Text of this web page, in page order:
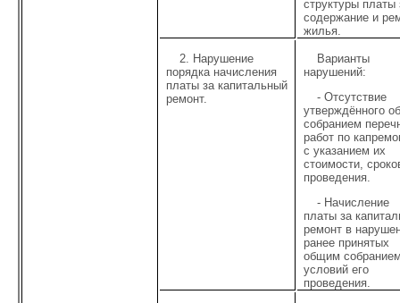
структуры платы
содержание и
жилья.
2. Нарушение
порядка начисления
платы за капитальный
ремонт.
Варианты
нарушений:
- Отсутствие
утверждённого
собранием
работ по
с указанием их
стоимости,
проведения.
- Начисление
платы за
ремонт в
ранее принятых
общим
условий его
проведения.